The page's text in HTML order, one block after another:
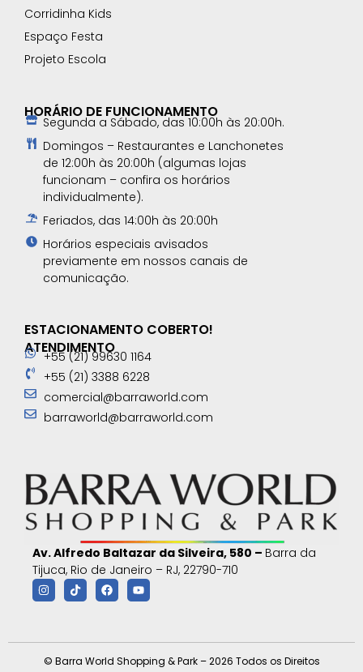
Corridinha Kids
Espaço Festa
Projeto Escola
HORÁRIO DE FUNCIONAMENTO
Segunda a Sábado, das 10:00h às 20:00h.
Domingos – Restaurantes e Lanchonetes
de 12:00h às 20:00h (algumas lojas
funcionam – confira os horários
individualmente).
Feriados, das 14:00h às 20:00h
Horários especiais avisados
previamente em nossos canais de
comunicação.​
ESTACIONAMENTO COBERTO!
ATENDIMENTO
+55 (21) 99630 1164
+55 (21) 3388 6228
comercial@barraworld.com
barraworld@barraworld.com
Av. Alfredo Baltazar da Silveira, 580 – Barra da
Tijuca, Rio de Janeiro – RJ, 22790-710
© Barra World Shopping & Park – 2026 Todos os Direitos